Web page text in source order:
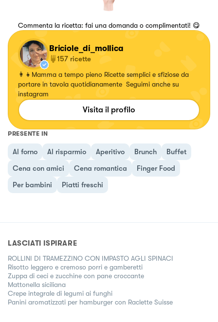
Commenta la ricetta: fai una domanda o complimentati! 😋
Briciole_di_mollica
157 ricette
👩‍👧Mamma a tempo pieno Ricette semplici e sfiziose da
portare in tavola quotidianamente Seguimi anche su
instagram
Visita il profilo
PRESENTE IN
Al forno Al risparmio Aperitivo Brunch
Buffet
Cena con amici
Cena romantica
Finger Food
Per bambini
Piatti freschi
LASCIATI ISPIRARE
ROLLINI DI TRAMEZZINO CON IMPASTO AGLI SPINACI
Risotto leggero e cremoso porri e gamberetti
Zuppa di ceci e zucchine con pane croccante
Mattonella siciliana
Crepe integrale di legumi ai funghi
Panini aromatizzati per hamburger con Raclette Suisse